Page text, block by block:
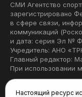
СМИ Агентство
зарегистрировано
в сфере связи,
коммуникаций
и дата: серия Эл №
Учредитель: АНО
Главный редактор:
При использовании
Настоящий ресурс